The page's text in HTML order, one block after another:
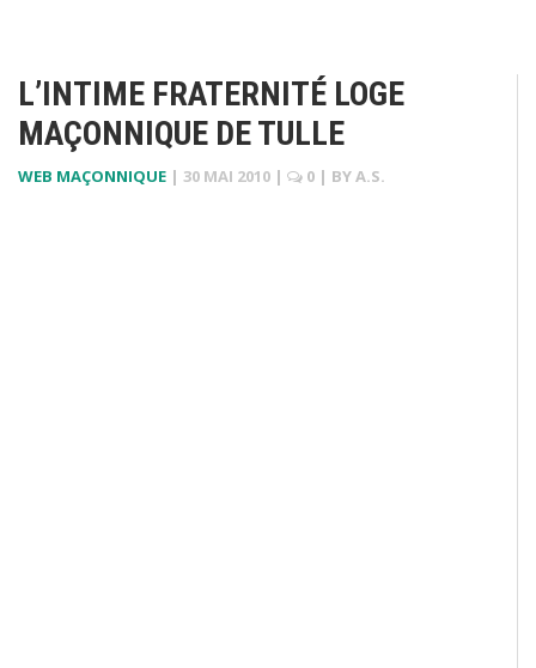
L’INTIME FRATERNITÉ LOGE
MAÇONNIQUE DE TULLE
WEB MAÇONNIQUE | 30 MAI 2010 | 0 | BYA.S.